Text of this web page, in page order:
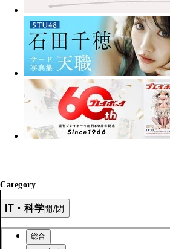
Category
IT・科学開/閉
総合